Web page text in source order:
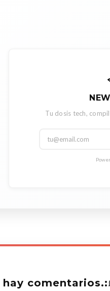
Tu dosis tech,
hay comentarios.: